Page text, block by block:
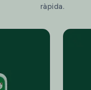
ràpida.